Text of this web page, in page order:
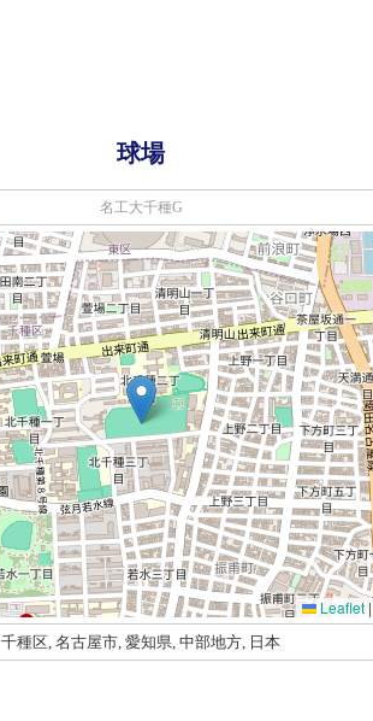
球場
名工大千種G
Leaflet |
千種区, 名古屋市, 愛知県, 中部地方, 日本